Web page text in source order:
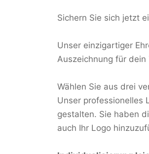
Sichern Sie sich jetzt
Unser einzigartiger
Auszeichnung für dein
Wählen Sie aus drei
Unser professionelles
gestalten. Sie haben
auch Ihr Logo